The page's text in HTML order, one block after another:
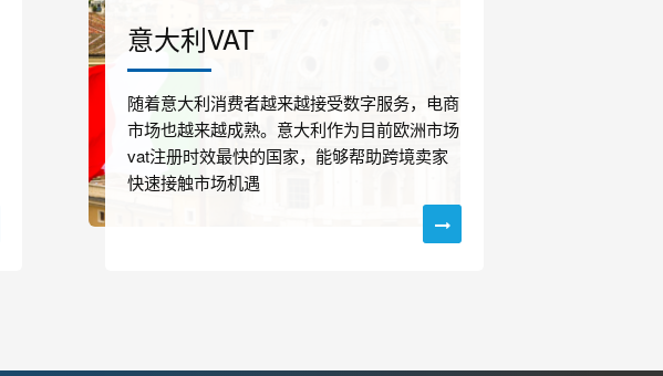
意大利VAT
随着意大利消费者越来越接受数字服务，电商
市场也越来越成熟。意大利作为目前欧洲市场
vat注册时效最快的国家，能够帮助跨境卖家
快速接触市场机遇